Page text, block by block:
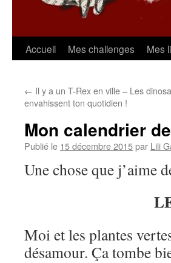
Aller
contenu
Accueil Mes challenges Mes
← Il y a un T-Rex en ville – Les
envahissent ton quotidien !
Mon calendrier
Publié le 15 décembre 2015par Lili
Une chose que j’aime
Moi et les plantes
désamour. Ça tombe